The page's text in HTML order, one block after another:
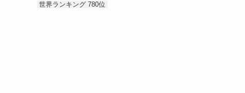
世界ランキング 780位